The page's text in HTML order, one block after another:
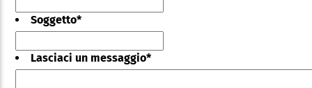
Soggetto*
Lasciaci un messaggio*